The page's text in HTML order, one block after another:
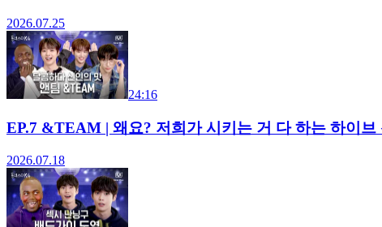
2026.07.25
24:16
EP.7 &TEAM | 왜요? 저희가 시키는 거 다 하는 하이
2026.07.18